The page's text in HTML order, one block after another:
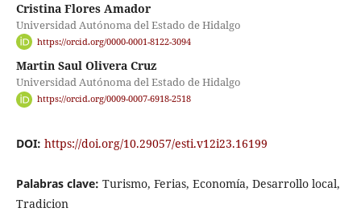
Cristina Flores Amador
Universidad Autónoma del Estado de Hidalgo
https://orcid.org/0000-0001-8122-3094
Martin Saul Olivera Cruz
Universidad Autónoma del Estado de Hidalgo
https://orcid.org/0009-0007-6918-2518
DOI: https://doi.org/10.29057/esti.v12i23.16199
Palabras clave: Turismo, Ferias, Economía, Desarrollo local,
Tradicion